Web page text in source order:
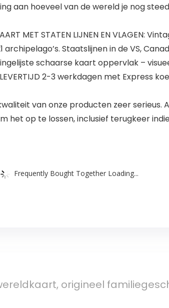
aan hoeveel van de wereld je nog
MET STATEN LIJNEN EN
Staatslijnen in de VS,
schaarse kaart oppervlak –
2-3 werkdagen met Express
van onze producten zeer
het op te lossen, inclusief terugkeer
Frequently Bought Together Loading...
origineel